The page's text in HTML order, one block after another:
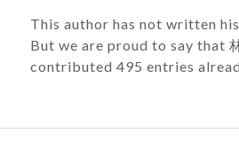
This author has not written
But we are proud to say that
contributed 495 entries